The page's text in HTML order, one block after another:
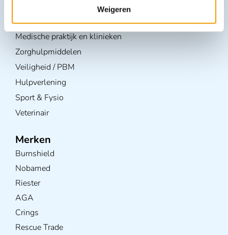
Weigeren
Producten per branche
BHV & EHBO
Medische praktijk en klinieken
Zorghulpmiddelen
Veiligheid / PBM
Hulpverlening
Sport & Fysio
Veterinair
Merken
Burnshield
Nobamed
Riester
AGA
Crings
Rescue Trade